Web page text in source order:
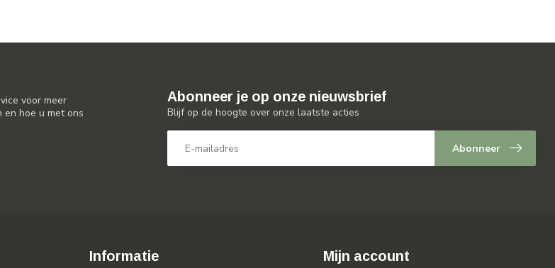
voor meer
hoe u met ons
Abonneer je op onze nieuwsbrief
Blijf op de hoogte over onze laatste acties
Abonneer
Informatie Mijn account